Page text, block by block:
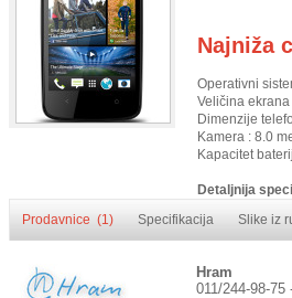
Najniža
Operativni
Veličina
Dimenzije
Kamera : 8.0
Kapacitet
Detaljnija
Prodavnice (1)
Specifikacija Slike iz
Hram
011/244-98-